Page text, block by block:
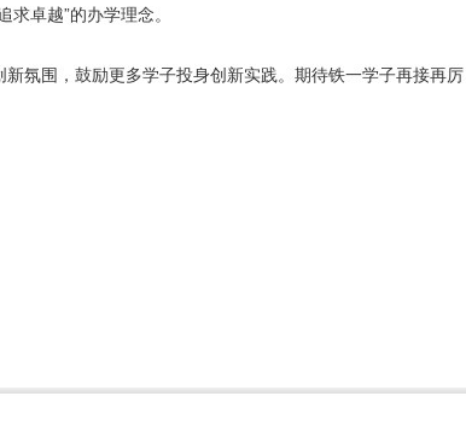
卓越”的办学理念。
氛围，鼓励更多学子投身创新实践。期待铁一学子再接再